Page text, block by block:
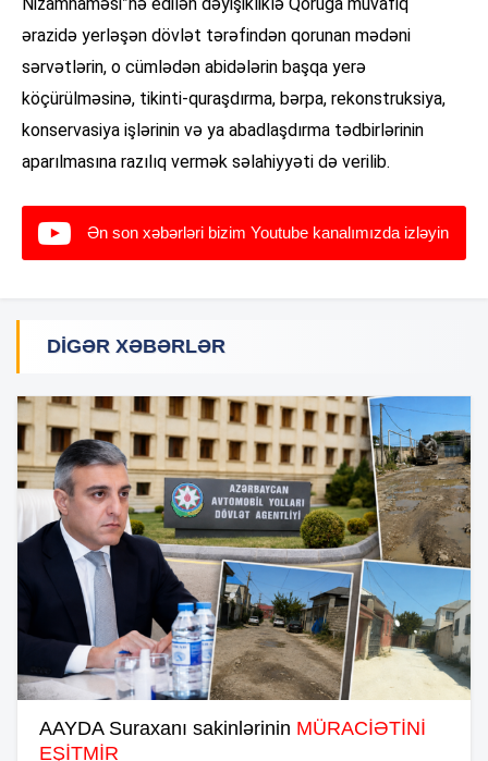
ərazidə yerləşən dövlət tərəfindən qorunan mədəni
sərvətlərin, o cümlədən abidələrin başqa yerə
köçürülməsinə, tikinti-quraşdırma, bərpa, rekonstruksiya,
konservasiya işlərinin və ya abadlaşdırma tədbirlərinin
aparılmasına razılıq vermək səlahiyyəti də verilib.
Ən son xəbərləri bizim Youtube kanalımızda izləyin
DIGƏR XƏBƏRLƏR
AAYDA Suraxanı sakinlərinin MÜRACİƏTİNİ
EŞİTMİR